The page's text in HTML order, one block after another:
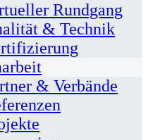
Rundgang
& Technik
& Verbände